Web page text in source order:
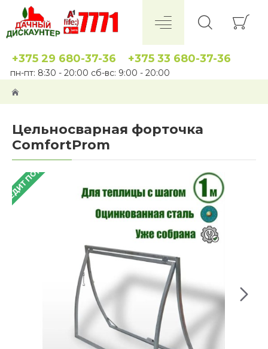
+375 29 680-37-36 +375 33 680-37-36
пн-пт: 8:30 - 20:00 сб-вс: 9:00 - 20:00
Цельносварная форточка
ComfortProm
ПОД 4%